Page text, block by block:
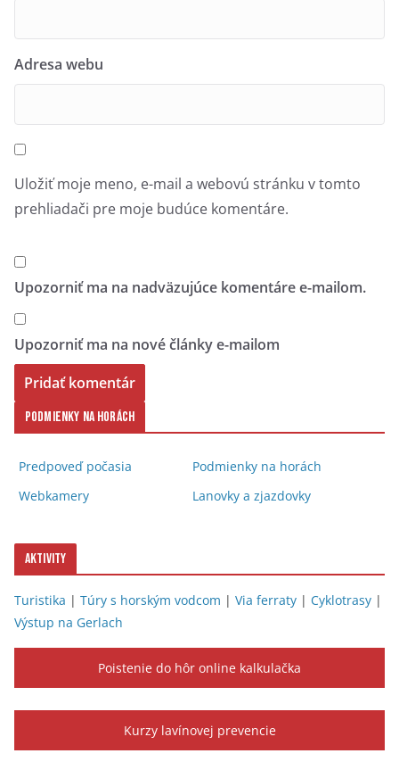
Adresa webu
Uložiť moje meno, e-mail a webovú stránku v tomto
prehliadači pre moje budúce komentáre.
Upozorniť ma na nadväzujúce komentáre e-mailom.
Upozorniť ma na nové články e-mailom
Podmienky na horách
Predpoveď počasia
Webkamery
Podmienky na horách
Lanovky a zjazdovky
Aktivity
Turistika | Túry s horským vodcom | Via ferraty | Cyklotrasy |
Výstup na Gerlach
Poistenie do hôr online kalkulačka
Kurzy lavínovej prevencie